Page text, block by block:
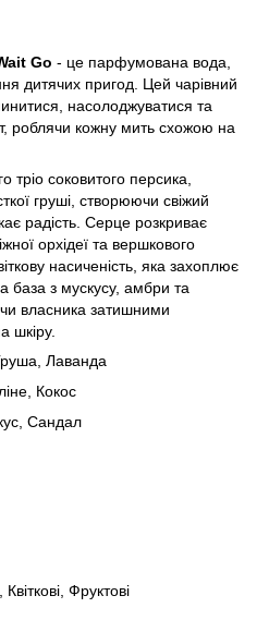
Go - це парфумована вода,
дитячих пригод. Цей чарівний
насолоджуватися та
роблячи кожну мить схожою на
тріо соковитого персика,
груші, створюючи свіжий
радість. Серце розкриває
орхідеї та вершкового
насиченість, яка захоплює
база з мускусу, амбри та
власника затишними
шкіру.
Лаванда
Кокос
Сандал
Фруктові